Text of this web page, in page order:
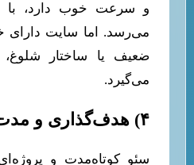
و سرعت خوب دارد، با
می‌رسد. اما سایت دارای
ضعیف یا ساختار شلوغ،
می‌گیرد.
۴) هدف‌گذاری و مدت قرارداد
سئو کوتاه‌مدت و